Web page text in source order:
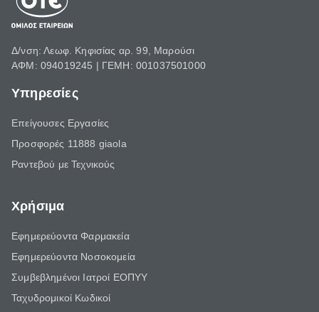
Δ/νση: Λεωφ. Κηφισίας αρ. 99, Μαρούσι
ΑΦΜ: 094019245 | ΓΕΜΗ: 001037501000
Υπηρεσίες
Επείγουσες Εργασίες
Προσφορές 11888 giaola
Ραντεβού με Τεχνικούς
Χρήσιμα
Εφημερεύοντα Φαρμακεία
Εφημερεύοντα Νοσοκομεία
Συμβεβλημένοι Ιατροί ΕΟΠΥΥ
Ταχυδρομικοί Κωδικοί